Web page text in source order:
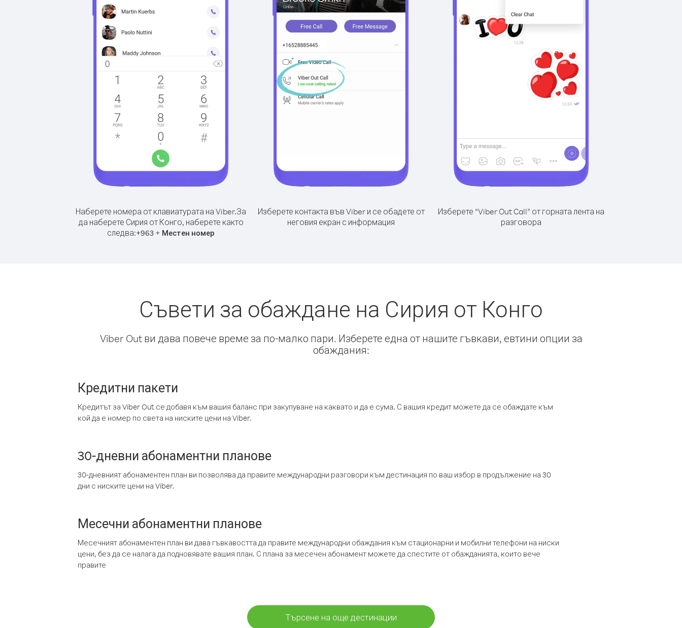
Наберете номера от клавиатурата на Viber.За
да наберете Сирия от Конго, наберете както
следва:+963 + Местен номер
Изберете контакта във Viber и се обадете от
неговия екран с информация
Изберете “Viber Out Call” от горната лента на
разговора
Съвети за обаждане на Сирия от Конго
Viber Out ви дава повече време за по-малко пари. Изберете една от нашите гъвкави, евтини опции за
обаждания:
Кредитни пакети
Кредитът за Viber Out се добавя към вашия баланс при закупуване на каквато и да е сума. С вашия кредит можете да се обаждате към
кой да е номер по света на ниските цени на Viber.
30-дневни абонаментни планове
30-дневният абонаментен план ви позволява да правите международни разговори към дестинация по ваш избор в продължение на 30
дни с ниските цени на Viber.
Месечни абонаментни планове
Месечният абонаментен план ви дава гъвкавостта да правите международни обаждания към стационарни и мобилни телефони на ниски
цени, без да се налага да подновявате вашия план. С плана за месечен абонамент можете да спестите от обажданията, които вече
правите
Търсене на още дестинации